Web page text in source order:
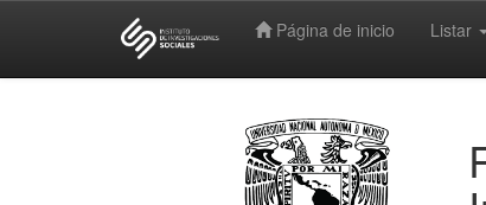
Página de inicio Listar